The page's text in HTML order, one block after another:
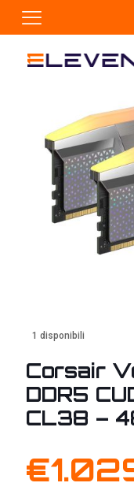
1 disponibili
Corsair
DDR5
CL38 –
€